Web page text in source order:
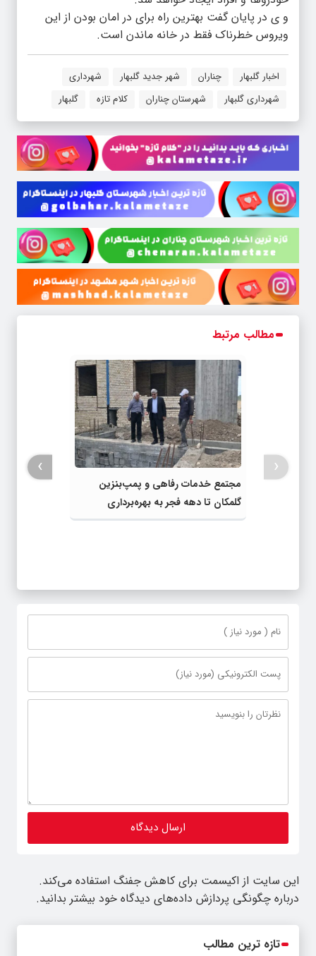
و ی در پایان گفت بهترین راه برای در امان بودن از این
ویروس خطرناک فقط در خانه ماندن است.
اخبار گلبهار چناران شهر جدید گلبهار
شهرداری
شهرداری گلبهار
شهرستان چناران کلام تازه گلبهار
مطالب مرتبط
مجتمع خدمات رفاهی و پمپ‌بنزین
گلمکان تا دهه فجر به بهره‌برداری
می‌رسد
‹
›
این سایت از اکیسمت برای کاهش جفنگ استفاده می‌کند.
درباره چگونگی پردازش داده‌های دیدگاه خود بیشتر بدانید.
تازه ترین مطالب